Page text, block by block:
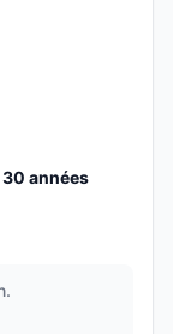
30 années